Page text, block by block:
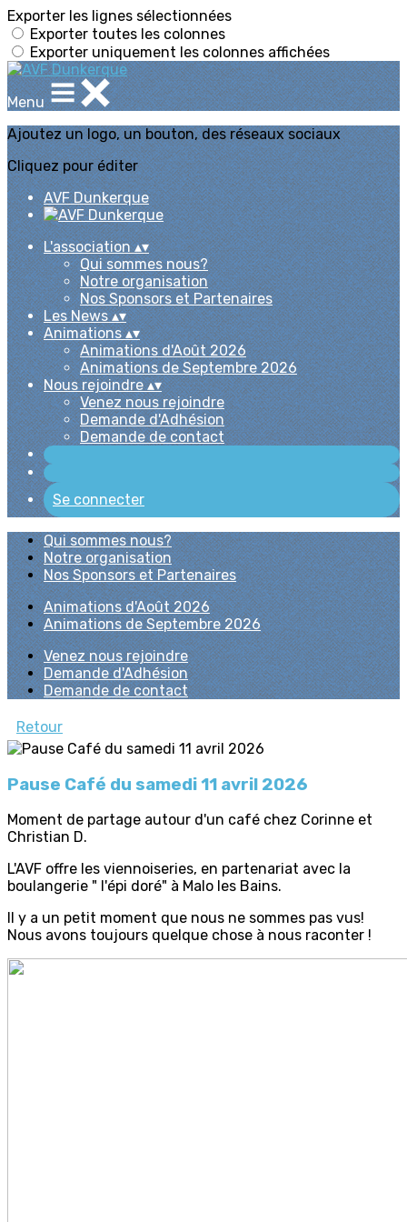
Exporter les lignes sélectionnées
Exporter toutes les colonnes
Exporter uniquement les colonnes affichées
Menu
Ajoutez un logo, un bouton, des réseaux sociaux
Cliquez pour éditer
AVF Dunkerque
L'association▴▾
Qui sommes nous?
Notre organisation
Nos Sponsors et Partenaires
Les News▴▾
Animations▴▾
Animations d'Août 2026
Animations de Septembre 2026
Nous rejoindre▴▾
Venez nous rejoindre
Demande d'Adhésion
Demande de contact
Se connecter
Qui sommes nous?
Notre organisation
Nos Sponsors et Partenaires
Animations d'Août 2026
Animations de Septembre 2026
Venez nous rejoindre
Demande d'Adhésion
Demande de contact
Retour
Pause Café du samedi 11 avril 2026
Moment de partage autour d'un café chez Corinne et
Christian D.
L'AVF offre les viennoiseries, en partenariat avec la
boulangerie " l'épi doré" à Malo les Bains.
Il y a un petit moment que nous ne sommes pas vus!
Nous avons toujours quelque chose à nous raconter !